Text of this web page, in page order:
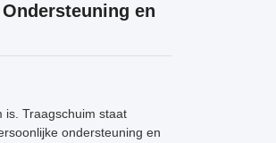
en
is. Traagschuim staat
ondersteuning en